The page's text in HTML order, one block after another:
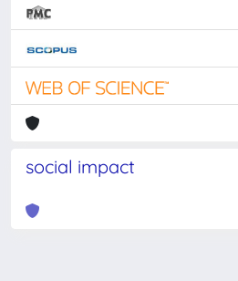
social impact